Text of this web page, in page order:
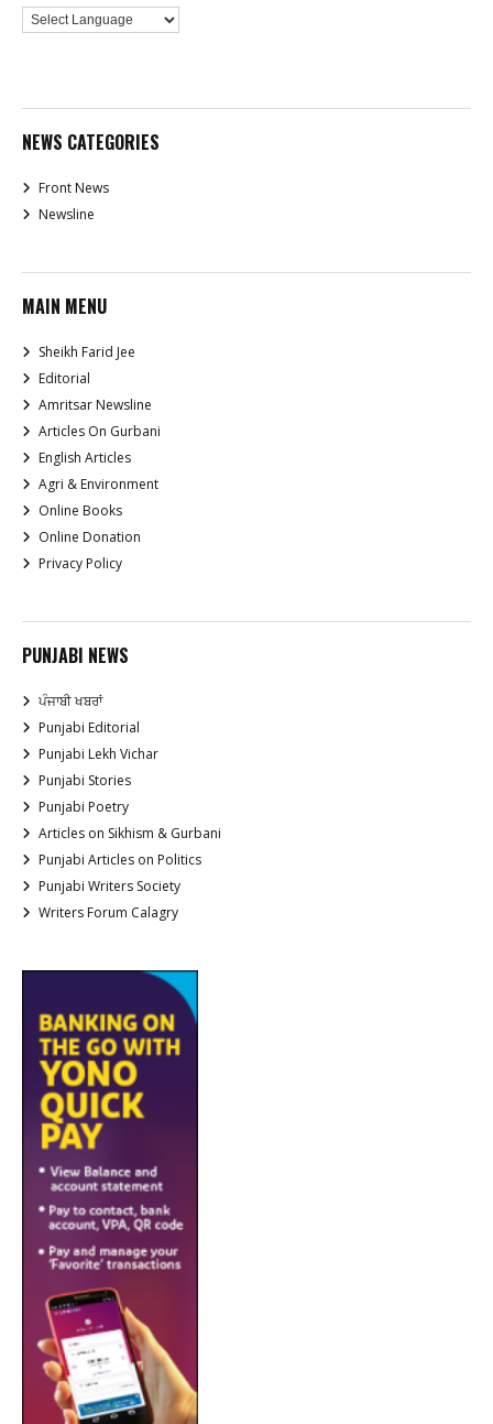
NEWS CATEGORIES
Front News
Newsline
MAIN MENU
Sheikh Farid Jee
Editorial
Amritsar Newsline
Articles On Gurbani
English Articles
Agri & Environment
Online Books
Online Donation
Privacy Policy
PUNJABI NEWS
ਪੰਜਾਬੀ ਖਬਰਾਂ
Punjabi Editorial
Punjabi Lekh Vichar
Punjabi Stories
Punjabi Poetry
Articles on Sikhism & Gurbani
Punjabi Articles on Politics
Punjabi Writers Society
Writers Forum Calagry